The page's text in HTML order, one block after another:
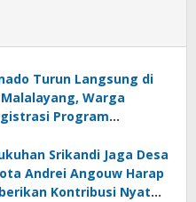
Turun Langsung di
Warga
Program
Srikandi Jaga Desa
Andrei Angouw Harap
Kontribusi Nyata